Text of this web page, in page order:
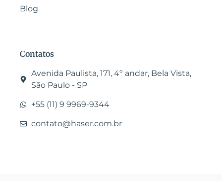
Blog
Contatos
Avenida Paulista, 171, 4º andar, Bela Vista,
São Paulo - SP
+55 (11) 9 9969-9344
contato@haser.com.br